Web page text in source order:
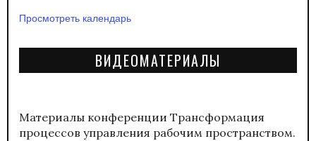
Просмотреть календарь
ВИДЕОМАТЕРИАЛЫ
Материалы конференции Трансформация
процессов управления рабочим пространством.